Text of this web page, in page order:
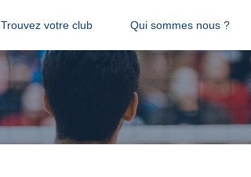
Trouvez votre club Qui sommes nous ?